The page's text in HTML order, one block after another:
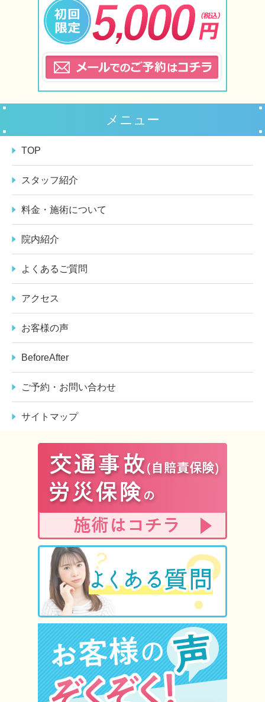
メニュー
TOP
スタッフ紹介
料金・施術について
院内紹介
よくあるご質問
アクセス
お客様の声
BeforeAfter
ご予約・お問い合わせ
サイトマップ